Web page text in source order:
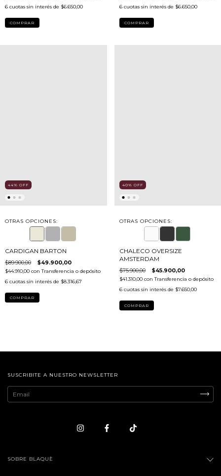
6 cuotas sin interés de $6.650,00
COMPRAR
6 cuotas sin interés de $6.650,00
COMPRAR
44% OFF
OTRAS OPCIONES:
CARDIGAN BARTON
$89.900,00 $49.900,00
$44.910,00 con Transferencia o depósito
6 cuotas sin interés de $8.316,67
COMPRAR
40% OFF
OTRAS OPCIONES:
CHALECO OVERSIZE
AMSTERDAM
$75.900,00 $45.900,00
$41.310,00 con Transferencia o depósito
6 cuotas sin interés de $7.650,00
COMPRAR
SUSCRIBITE A NUESTRO NEWSLETTER
SOBRE BLAQUÈ